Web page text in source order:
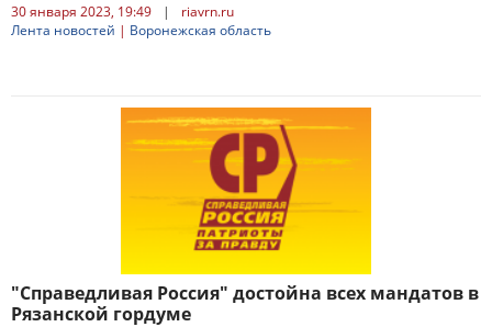
30 января 2023, 19:49 |
riavrn.ru
Лента новостей | Воронежская область
"Справедливая Россия" достойна всех мандатов в
Рязанской гордуме